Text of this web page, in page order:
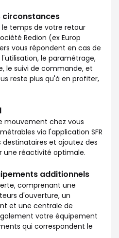
circonstances
temps de votre retour
Redion (ex Europ
vous répondent en cas de
le paramétrage,
le suivi de commande, et
reste plus qu'à en profiter,
mouvement chez vous
via l'application SFR
destinataires et ajoutez des
une réactivité optimale.
additionnels
comprenant une
d'ouverture, un
et une centrale de
votre équipement
qui correspondent le